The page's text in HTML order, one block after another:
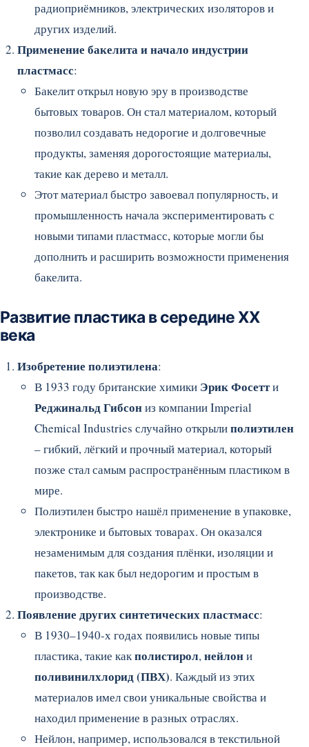
радиоприёмников, электрических изоляторов и
других изделий.
Применение бакелита и начало индустрии
пластмасс:
Бакелит открыл новую эру в производстве
бытовых товаров. Он стал материалом, который
позволил создавать недорогие и долговечные
продукты, заменяя дорогостоящие материалы,
такие как дерево и металл.
Этот материал быстро завоевал популярность, и
промышленность начала экспериментировать с
новыми типами пластмасс, которые могли бы
дополнить и расширить возможности применения
бакелита.
Развитие пластика в середине XX
века
Изобретение полиэтилена:
В 1933 году британские химики Эрик Фосетти
Реджинальд Гибсониз компании Imperial
Chemical Industries случайно открылиполиэтилен
– гибкий, лёгкий и прочный материал, который
позже стал самым распространённым пластиком в
мире.
Полиэтилен быстро нашёл применение в упаковке,
электронике и бытовых товарах. Он оказался
незаменимым для создания плёнки, изоляции и
пакетов, так как был недорогим и простым в
производстве.
Появление других синтетических пластмасс:
В 1930–1940-х годах появились новые типы
пластика, такие какполистирол,нейлони
поливинилхлорид (ПВХ). Каждый из этих
материалов имел свои уникальные свойства и
находил применение в разных отраслях.
Нейлон, например, использовался в текстильной